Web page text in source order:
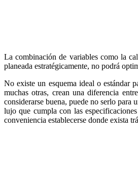
La combinación de variables como la
planeada estratégicamente, no podrá
No existe un esquema ideal o estándar
muchas otras, crean una diferencia
considerarse buena, puede no serlo para
lujo que cumpla con las
conveniencia establecerse donde exista